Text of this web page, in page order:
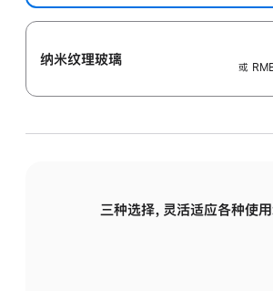
纳米纹理玻璃
或
三种选择，灵活适应各种使用